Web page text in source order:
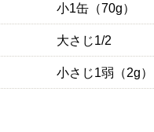
小1缶（70g）
大さじ1/2
小さじ1弱（2g）